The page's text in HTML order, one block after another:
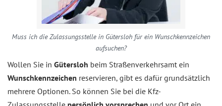
Muss ich die Zulassungsstelle in Gütersloh für ein Wunschkennzeichen
aufsuchen?
Wollen Sie in Gütersloh beim Straßenverkehrsamt ein
Wunschkennzeichen reservieren, gibt es dafür grundsätzlich
mehrere Optionen. So können Sie bei die Kfz-